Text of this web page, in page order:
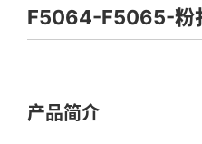
F5064-F5065-粉
产品简介